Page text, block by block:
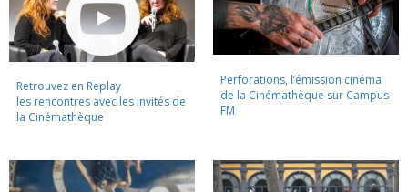
Retrouvez en Replay
les rencontres avec les invités de
la Cinémathèque
Perforations, l’émission cinéma
de la Cinémathèque sur Campus
FM